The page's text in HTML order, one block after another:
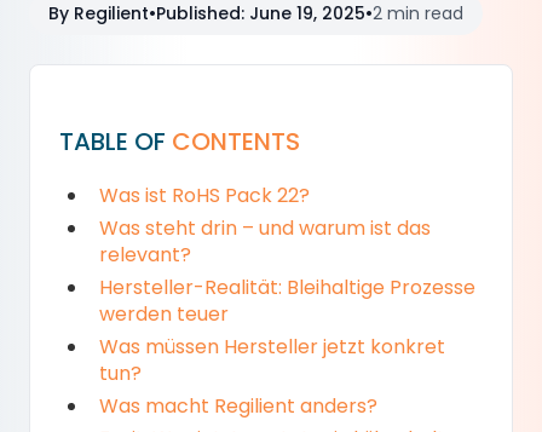
By Regilient•Published: June 19, 2025•2 min read
TABLE OF CONTENTS
Was ist RoHS Pack 22?
Was steht drin – und warum ist das
relevant?
Hersteller-Realität: Bleihaltige Prozesse
werden teuer
Was müssen Hersteller jetzt konkret
tun?
Was macht Regilient anders?